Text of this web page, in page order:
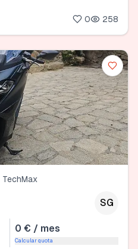
0 258
TechMax
SG
0 € / mes
Calcular quota